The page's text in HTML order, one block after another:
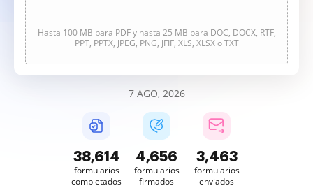
Hasta 100 MB para PDF y hasta 25 MB para DOC, DOCX, RTF,
PPT, PPTX, JPEG, PNG, JFIF, XLS, XLSX o TXT
7 AGO, 2026
38,614
formularios
completados
4,656
formularios
firmados
3,463
formularios
enviados